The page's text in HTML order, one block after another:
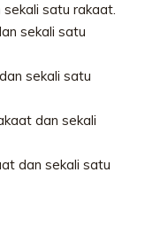
satu rakaat.
sekali satu
sekali satu
dan sekali
dan sekali satu